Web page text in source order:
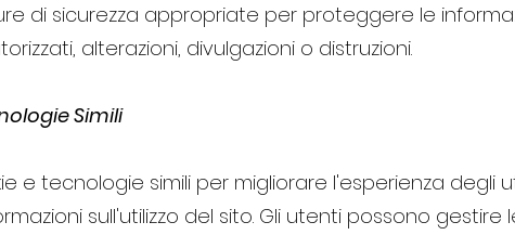
di sicurezza appropriate per proteggere le
alterazioni, divulgazioni o distruzioni.
Simili
e tecnologie simili per migliorare l'esperienza
sull'utilizzo del sito. Gli utenti possono